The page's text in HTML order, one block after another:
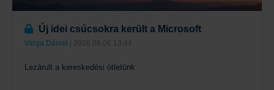
Új idei csúcsokra került a Microsoft
Varga Dániel | 2026.08.06 13:44
Lezárult a kereskedési ötletünk